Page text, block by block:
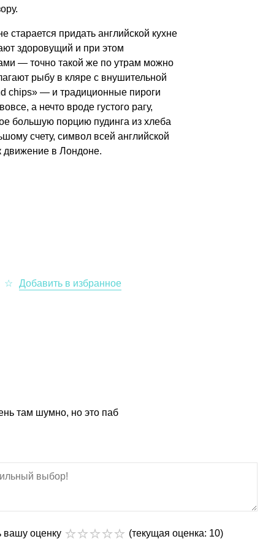
старается придать английской кухне
здоровущий и при этом
— точно такой же по утрам можно
рыбу в кляре с внушительной
chips» — и традиционные пироги
а нечто вроде густого рагу,
большую порцию пудинга из хлеба
счету, символ всей английской
движение в Лондоне.
там шумно, но это паб
вашу оценку (текущая оценка: 10)